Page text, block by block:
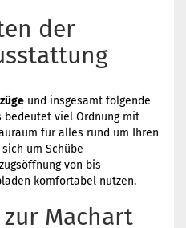
der
und insgesamt folgende
bedeutet viel Ordnung mit
für alles rund um Ihren
um Schübe
von bis
komfortabel nutzen.
Machart